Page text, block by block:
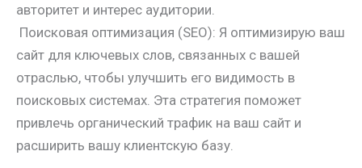
авторитет и интерес аудитории.
Поисковая оптимизация (SEO): Я оптимизирую ваш
сайт для ключевых слов, связанных с вашей
отраслью, чтобы улучшить его видимость в
поисковых системах. Эта стратегия поможет
привлечь органический трафик на ваш сайт и
расширить вашу клиентскую базу.